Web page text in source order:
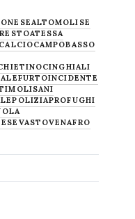
ALTOMOLISE
ATESSA
CALCIOCAMPOBASSO
CINGHIALI
FURTOINCIDENTE
MOLISANI
POLIZIAPROFUGHI
VASTOVENAFRO